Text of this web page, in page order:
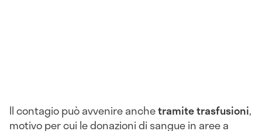
Il contagio può avvenire anchetramite trasfusioni,
motivo per cui le donazioni di sangue in aree a